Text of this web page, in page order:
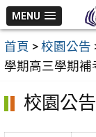
跳
至
主
要
MENU
首頁 > 校園公告
學期高三學期補
校園公告